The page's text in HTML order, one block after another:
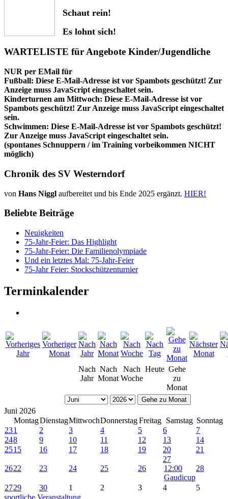
Schaut rein!
Es lohnt sich!
WARTELISTE für Angebote Kinder/Jugendliche
NUR per EMail für
Fußball: Diese E-Mail-Adresse ist vor Spambots geschützt! Zur
Anzeige muss JavaScript eingeschaltet sein.
Kinderturnen am Mittwoch: Diese E-Mail-Adresse ist vor
Spambots geschützt! Zur Anzeige muss JavaScript eingeschaltet
sein.
Schwimmen: Diese E-Mail-Adresse ist vor Spambots geschützt!
Zur Anzeige muss JavaScript eingeschaltet sein.
(spontanes Schnuppern / im Training vorbeikommen NICHT
möglich)
Chronik des SV Westerndorf
von Hans Niggl aufbereitet und bis Ende 2025 ergänzt. HIER!
Beliebte Beiträge
Neuigkeiten
75-Jahr-Feier: Das Highlight
75-Jahr-Feier: Die Familienolympiade
Und ein letztes Mal: 75-Jahr-Feier
75-Jahr Feier: Stockschützenturnier
Terminkalender
Nach
Jahr
Nach
Monat
Nach
Woche
Heute Gehe
zu
Monat
Gehe zu Monat
Juni 2026
MontagDienstagMittwochDonnerstagFreitag Samstag Sonntag
231 2 3 4 5 6
7
248 9 10 11 12 13
14
2515 16 17 18 19 20 21
2622 23 24 25 26
27
12:00
Gaudicup
28
2729 30 1 2 3 4
5
sportliche Veranstaltung